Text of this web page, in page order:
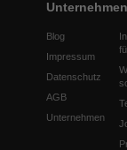
Unternehmen
Blog
Impressum
Datenschutz
AGB
Unternehmen